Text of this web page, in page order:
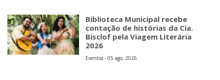
Biblioteca Municipal recebe
contação de histórias da Cia.
Bisclof pela Viagem Literária
2026
Eventos - 05 ago, 2026